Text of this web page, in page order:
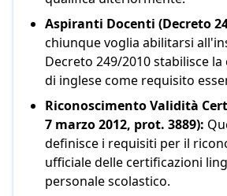
Aspiranti Docenti (Decreto
chiunque voglia abilitarsi
Decreto 249/2010 stabilisce
di inglese come requisito
Riconoscimento Validità
7 marzo 2012, prot. 3889):
definisce i requisiti per il
ufficiale delle certificazioni
personale scolastico.